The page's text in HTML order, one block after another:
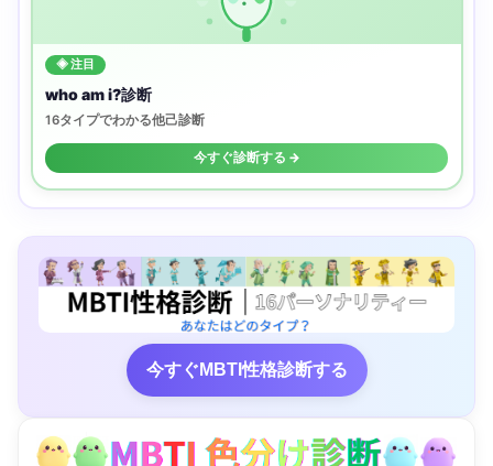
◈ 注目
who am i?診断
16タイプでわかる他己診断
今すぐ診断する →
今すぐMBTI性格診断する